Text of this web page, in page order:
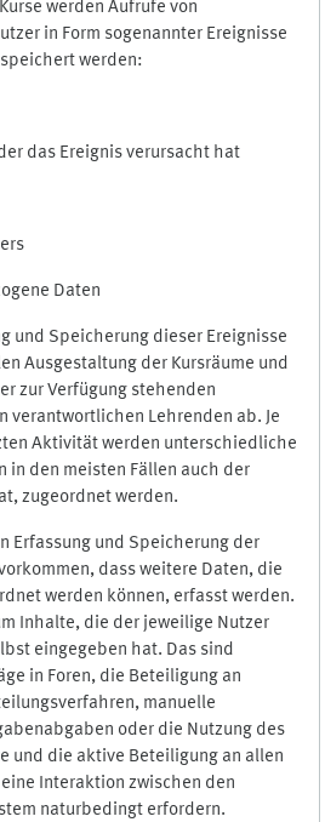
werden Aufrufe von
in Form sogenannter Ereignisse
werden:
das Ereignis verursacht hat
Daten
und Speicherung dieser Ereignisse
Ausgestaltung der Kursräume und
zur Verfügung stehenden
verantwortlichen Lehrenden ab. Je
Aktivität werden unterschiedliche
in den meisten Fällen auch der
zugeordnet werden.
Erfassung und Speicherung der
dass weitere Daten, die
werden können, erfasst werden.
Inhalte, die der jeweilige Nutzer
eingegeben hat. Das sind
in Foren, die Beteiligung an
manuelle
oder die Nutzung des
und die aktive Beteiligung an allen
Interaktion zwischen den
naturbedingt erfordern.